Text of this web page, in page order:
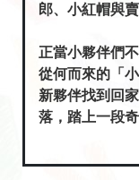
郎、小紅帽與
正當小夥伴們
從何而來的「
新夥伴找到回
落，踏上一段